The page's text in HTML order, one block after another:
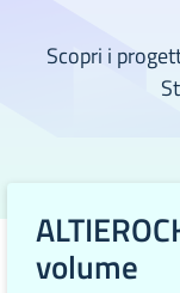
Scopri i
volume